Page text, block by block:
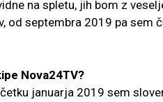
na spletu, jih bom z
od septembra 2019 pa sem
Nova24TV?
januarja 2019 sem